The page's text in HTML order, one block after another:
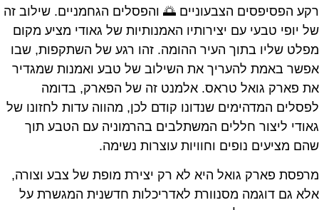
רקע הפסיפסים הצבעוניים 🌅 והפסלים הגחמניים. שילוב זה
של יופי טבעי עם יצירותיו האמנותיות של גאודי מציע מקום
מפלט שליו בתוך העיר ההומה. זהו רגע של השתקפות, שבו
אפשר באמת להעריך את השילוב של טבע ואמנות שמגדיר
את פארק גואל טראס. אלמנט זה של הפארק, בדומה
לפסלים המדהימים שנדונו קודם לכן, מהווה עדות לחזונו של
גאודי ליצור חללים המשתלבים בהרמוניה עם הטבע תוך
שהם מציעים נופים וחוויות עוצרות נשימה.
מרפסת פארק גואל היא לא רק יצירת מופת של צבע וצורה,
אלא גם דוגמה מסנוורת לאדריכלות חדשנית המגשרת על